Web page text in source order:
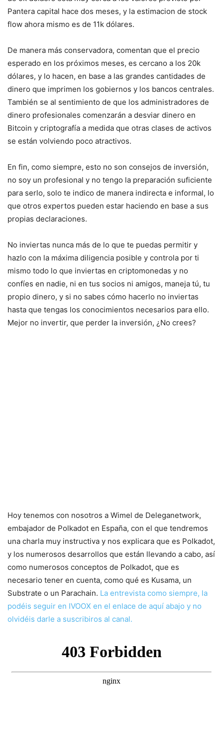
Pantera capital hace dos meses, y la estimacion de stock
flow ahora mismo es de 11k dólares.
De manera más conservadora, comentan que el precio
esperado en los próximos meses, es cercano a los 20k
dólares, y lo hacen, en base a las grandes cantidades de
dinero que imprimen los gobiernos y los bancos centrales.
También se al sentimiento de que los administradores de
dinero profesionales comenzarán a desviar dinero en
Bitcoin y criptografía a medida que otras clases de activos
se están volviendo poco atractivos.
En fin, como siempre, esto no son consejos de inversión,
no soy un profesional y no tengo la preparación suficiente
para serlo, solo te indico de manera indirecta e informal, lo
que otros expertos pueden estar haciendo en base a sus
propias declaraciones.
No inviertas nunca más de lo que te puedas permitir y
hazlo con la máxima diligencia posible y controla por ti
mismo todo lo que inviertas en criptomonedas y no
confíes en nadie, ni en tus socios ni amigos, maneja tú, tu
propio dinero, y si no sabes cómo hacerlo no inviertas
hasta que tengas los conocimientos necesarios para ello.
Mejor no invertir, que perder la inversión, ¿No crees?
Hoy tenemos con nosotros a Wimel de Deleganetwork,
embajador de Polkadot en España, con el que tendremos
una charla muy instructiva y nos explicara que es Polkadot,
y los numerosos desarrollos que están llevando a cabo, así
como numerosos conceptos de Polkadot, que es
necesario tener en cuenta, como qué es Kusama, un
Substrate o un Parachain. La entrevista como siempre, la
podéis seguir en IVOOX en el enlace de aquí abajo y no
olvidéis darle a suscribiros al canal.